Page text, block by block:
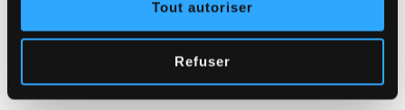
Tout autoriser
Refuser